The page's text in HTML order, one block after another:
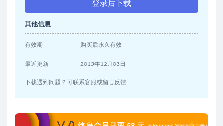
登录后下载
其他信息
有效期 购买后永久有效
最近更新 2015年12月03日
下载遇到问题？可联系客服或留言反馈